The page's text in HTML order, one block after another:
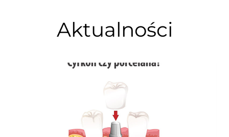
Aktualności